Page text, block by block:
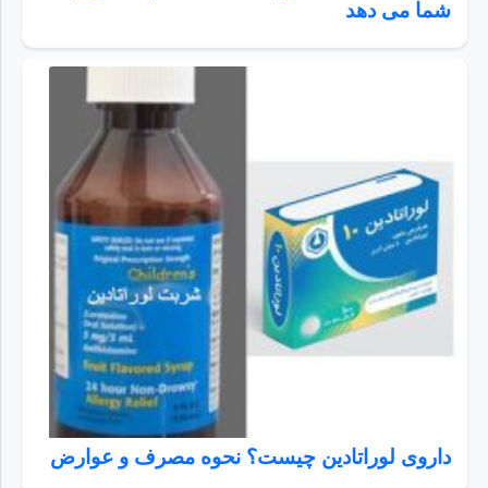
شما می دهد
داروی لوراتادین چیست؟ نحوه مصرف و عوارض